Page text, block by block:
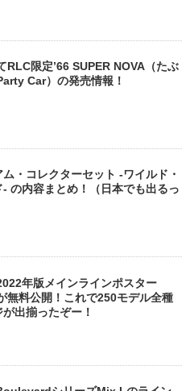
RLC限定’66 SUPER NOVA（たぶ
Car）の発売情報！
ム・コレクターセット -ワイルド・
- の内容まとめ！（日本でも出るっ
年版メインラインポスター
無料公開！これで250モデル全種
出揃ったぞー！